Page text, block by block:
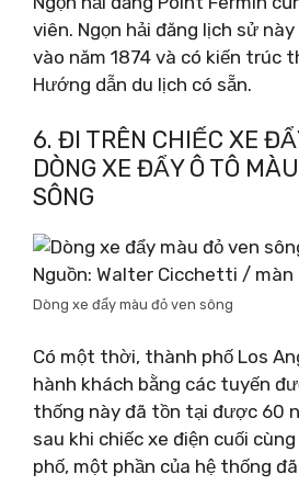
viên. Ngọn hải đăng lịch sử
vào năm 1874 và có kiến ​​trúc
Hướng dẫn du lịch có sẵn.
6. ĐI TRÊN CHIẾC XE
DÒNG XE ĐẨY Ô TÔ
SÔNG
Nguồn: Walter Cicchetti / màn
Dòng xe đẩy màu đỏ ven sông
Có một thời, thành phố Los
hành khách bằng các tuyến
thống này đã tồn tại được 60
sau khi chiếc xe điện cuối
phố, một phần của hệ thống